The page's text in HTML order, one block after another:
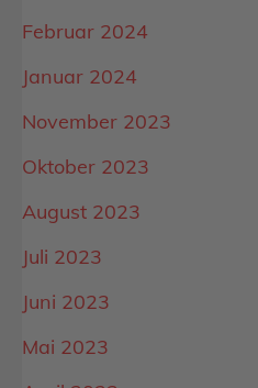
Februar 2024
Januar 2024
November 2023
Oktober 2023
August 2023
Juli 2023
Juni 2023
Mai 2023